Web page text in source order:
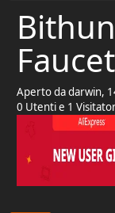
Faucet
Aperto da darwin,
0 Utenti e 1